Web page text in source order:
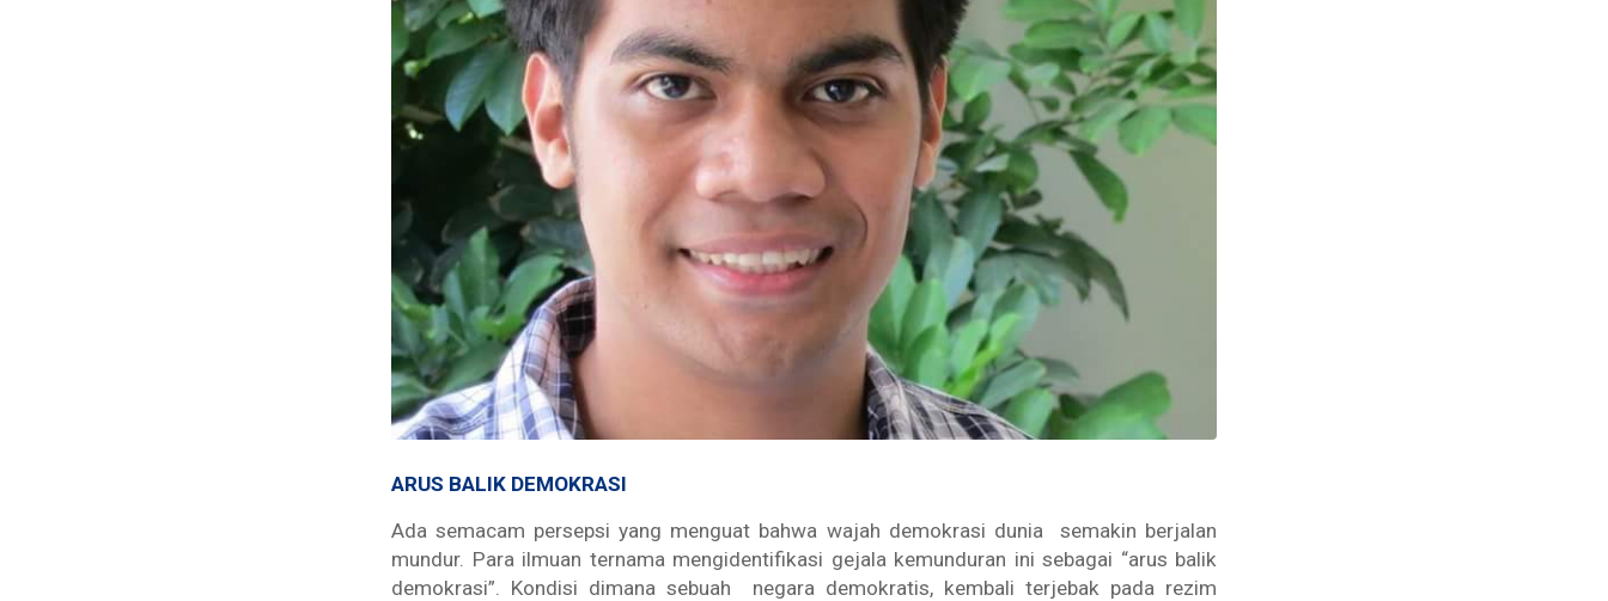
ARUS BALIK DEMOKRASI
Ada semacam persepsi yang menguat bahwa wajah demokrasi dunia semakin berjalan
mundur. Para ilmuan ternama mengidentifikasi gejala kemunduran ini sebagai “arus balik
demokrasi”. Kondisi dimana sebuah negara demokratis, kembali terjebak pada rezim